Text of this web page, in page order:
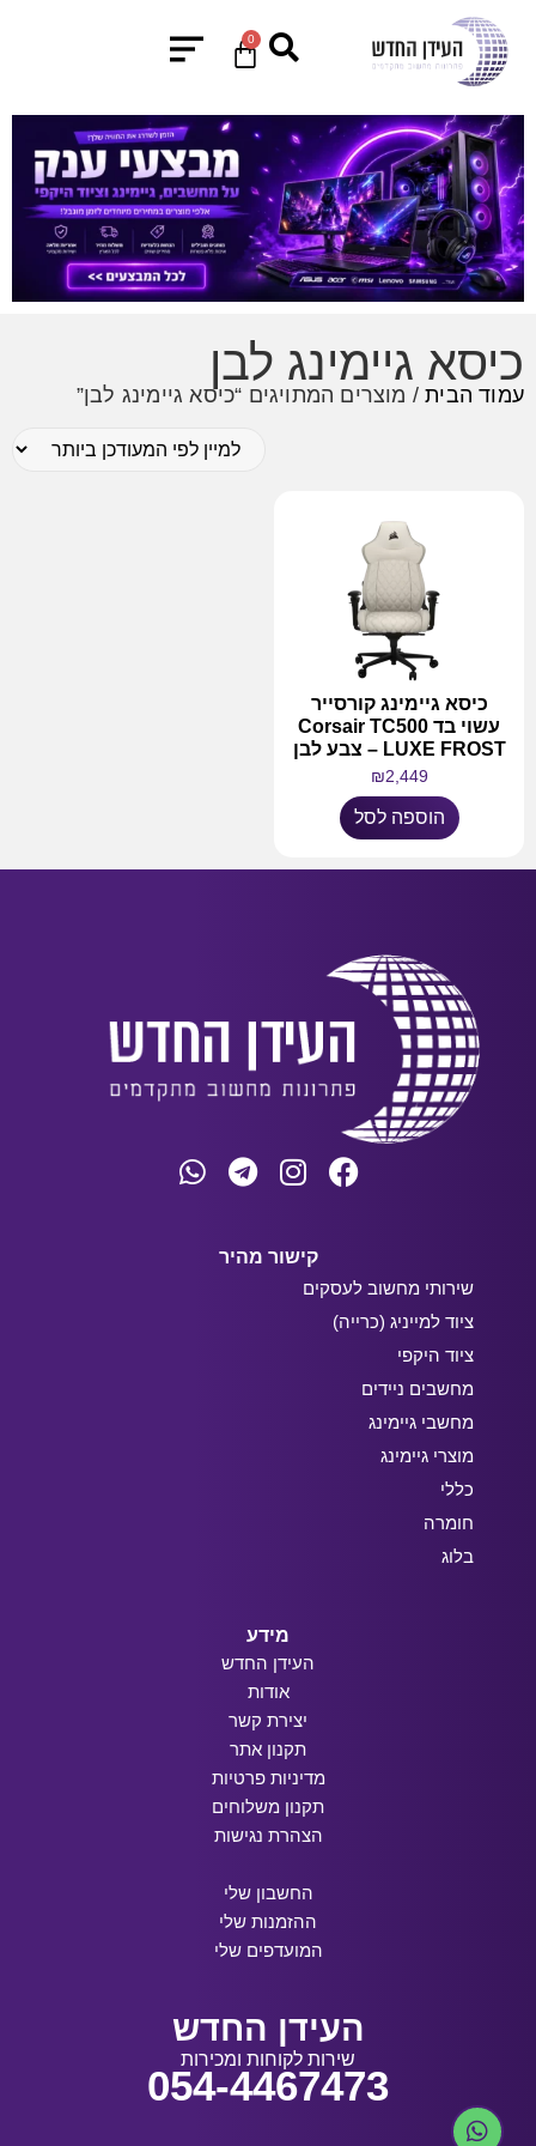
0
כיסא גיימינג לבן
עמוד הבית/ מוצרים המתויגים “כיסא גיימינג לבן”
כיסא גיימינג קורסייר
עשוי בד Corsair TC500
LUXE FROST – צבע לבן
₪2,449
הוספה לסל
קישור מהיר
שירותי מחשוב לעסקים
ציוד למייניג (כרייה)
ציוד היקפי
מחשבים ניידים
מחשבי גיימינג
מוצרי גיימינג
כללי
חומרה
בלוג
מידע
העידן החדש
אודות
יצירת קשר
תקנון אתר
מדיניות פרטיות
תקנון משלוחים
הצהרת נגישות
החשבון שלי
ההזמנות שלי
המועדפים שלי
העידן החדש
שירות לקוחות ומכירות
054-4467473